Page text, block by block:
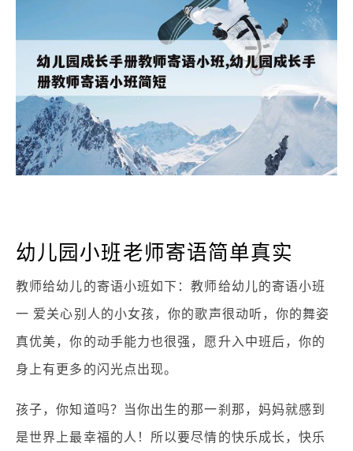
幼儿园小班老师寄语简单真实
教师给幼儿的寄语小班如下：教师给幼儿的寄语小班
一 爱关心别人的小女孩，你的歌声很动听，你的舞姿
真优美，你的动手能力也很强，愿升入中班后，你的
身上有更多的闪光点出现。
孩子，你知道吗？当你出生的那一刹那，妈妈就感到
是世界上最幸福的人！所以要尽情的快乐成长，快乐